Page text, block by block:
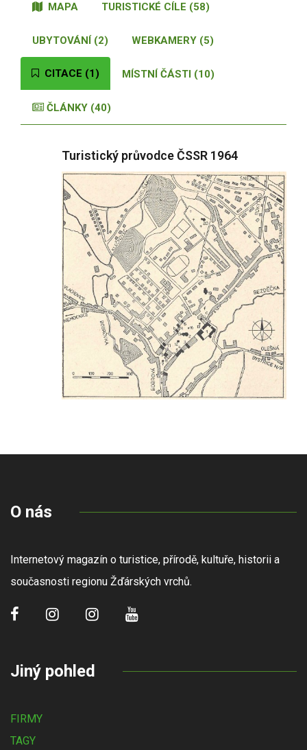
MAPA TURISTICKÉ CÍLE (58)
UBYTOVÁNÍ (2) WEBKAMERY (5)
CITACE (1) MÍSTNÍ ČÁSTI (10)
ČLÁNKY (40)
Turistický průvodce ČSSR 1964
O nás
Internetový magazín o turistice, přírodě, kultuře, historii a
současnosti regionu Žďárských vrchů.
Jiný pohled
FIRMY
TAGY